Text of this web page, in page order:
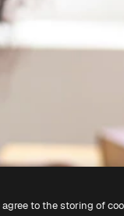
to the storing of